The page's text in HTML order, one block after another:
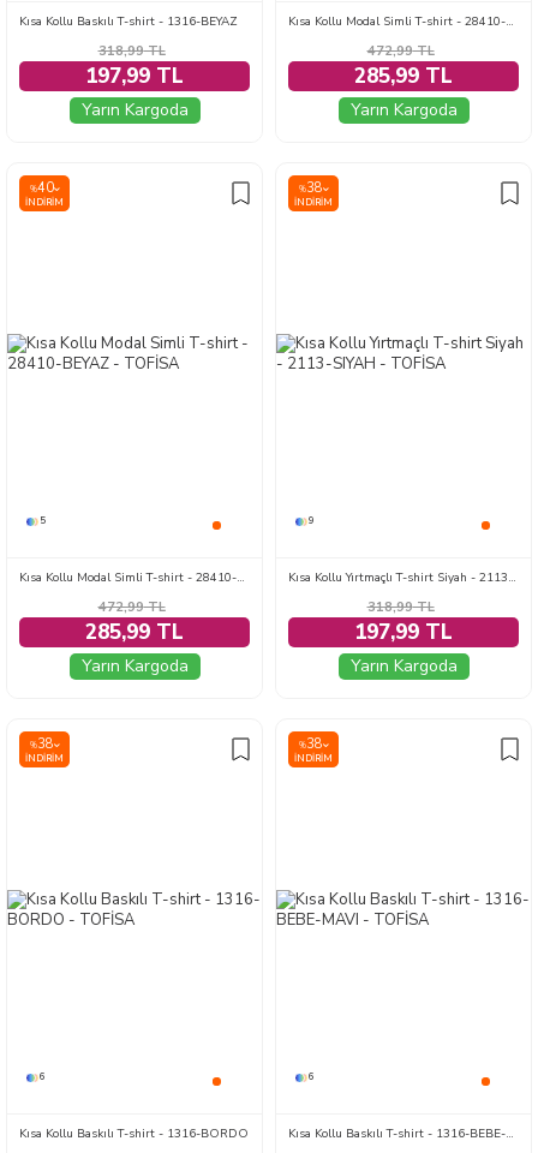
Kısa Kollu Baskılı T-shirt - 1316-BEYAZ
318,99TL
197,99 TL
Yarın Kargoda
Kısa Kollu Modal Simli T-shirt - 28410-KAHVE
472,99TL
285,99 TL
Yarın Kargoda
%40
İNDIRIM
5
Kısa Kollu Modal Simli T-shirt - 28410-BEYAZ
472,99TL
285,99 TL
Yarın Kargoda
%38
İNDIRIM
9
Kısa Kollu Yırtmaçlı T-shirt Siyah - 2113-SIYAH
318,99TL
197,99 TL
Yarın Kargoda
%38
İNDIRIM
6
Kısa Kollu Baskılı T-shirt - 1316-BORDO
%38
İNDIRIM
6
Kısa Kollu Baskılı T-shirt - 1316-BEBE-MAVI